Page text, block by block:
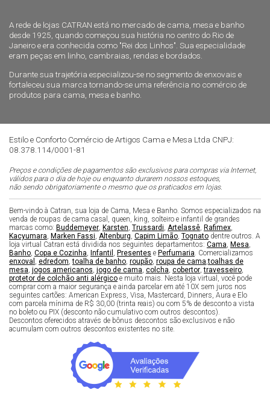
A rede de lojas CATRAN está no mercado de cama, mesa e banho
desde 1925, quando começou sua história no centro do Rio de
Janeiro e era conhecida como "Rei dos Linhos". Sua especialidade
eram peças em linho, cambraias, rendas e bordados.
Durante sua trajetória especializou-se no segmento de enxovais e
fortaleceu sua marca tornando-se uma referência no comércio de
produtos para cama, mesa e banho.
Estilo e Conforto Comércio de Artigos Cama e Mesa Ltda CNPJ:
08.378.114/0001-81
Preços e condições de pagamentos são exclusivos para compras via Internet,
válidos para o dia de hoje ou enquanto durarem nossos estoques,
não sendo obrigatoriamente o mesmo que os praticados em lojas.
Bem-vindo à Catran, sua loja de Cama, Mesa e Banho. Somos especializados na
venda de roupas de cama casal, queen, king, solteiro e infantil de grandes
marcas como: Buddemeyer Karsten Trussardi Artelassê Rafimex
Kacyumara Marken Fassi Altenburg Capim Limão Tognato dentre outros. A
loja virtual Catran está dividida nos seguintes departamentos: Cama Mesa
Banho Copa e Cozinha Infantil Presentes e Perfumaria . Comercializamos
enxoval
edredom ,toalha de banho roupão roupa de cama ,toalhas de
mesa jogos americanos jogo de cama colcha cobertor ,travesseiro
protetor de colchão anti alérgico e muito mais. Nesta loja virtual, você pode
comprar com a maior segurança e ainda parcelar em até 10X sem juros nos
seguintes cartões: American Express, Visa, Mastercard, Dinners, Aura e Elo
com parcela mínima de R$ 30,00 (trinta reais) ou com 5% de desconto a vista
no boleto ou PIX (desconto não cumulativo com outros descontos).
Descontos oferecidos através de bônus descontos são exclusivos e não
acumulam com outros descontos existentes no site.